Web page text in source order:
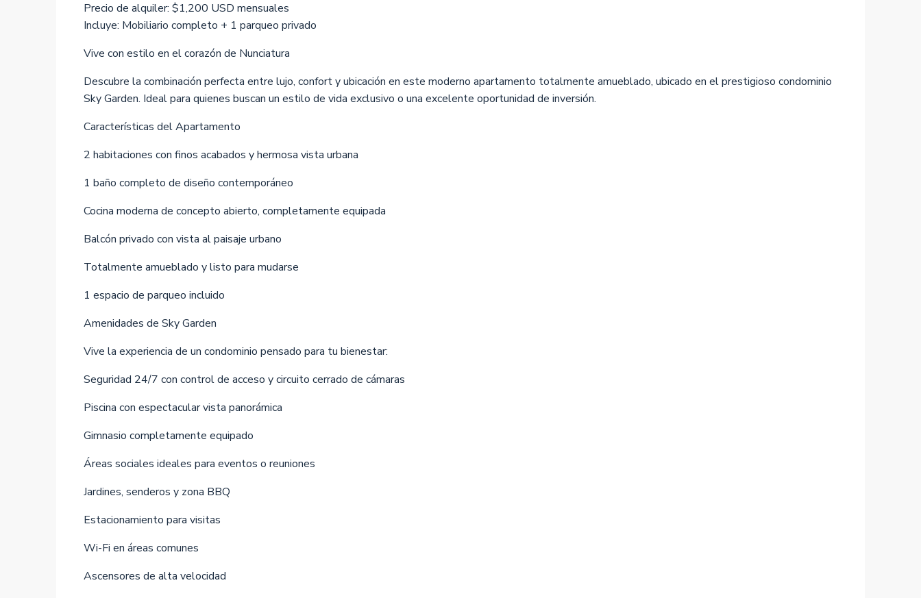
Precio de alquiler: $1,200 USD mensuales
Incluye: Mobiliario completo + 1 parqueo privado
Vive con estilo en el corazón de Nunciatura
Descubre la combinación perfecta entre lujo, confort y ubicación en este moderno apartamento totalmente amueblado, ubicado en el prestigioso condominio
Sky Garden. Ideal para quienes buscan un estilo de vida exclusivo o una excelente oportunidad de inversión.
Características del Apartamento
2 habitaciones con finos acabados y hermosa vista urbana
1 baño completo de diseño contemporáneo
Cocina moderna de concepto abierto, completamente equipada
Balcón privado con vista al paisaje urbano
Totalmente amueblado y listo para mudarse
1 espacio de parqueo incluido
Amenidades de Sky Garden
Vive la experiencia de un condominio pensado para tu bienestar:
Seguridad 24/7 con control de acceso y circuito cerrado de cámaras
Piscina con espectacular vista panorámica
Gimnasio completamente equipado
Áreas sociales ideales para eventos o reuniones
Jardines, senderos y zona BBQ
Estacionamiento para visitas
Wi-Fi en áreas comunes
Ascensores de alta velocidad